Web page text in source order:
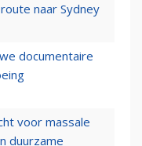
naar Sydney
documentaire
voor massale
duurzame